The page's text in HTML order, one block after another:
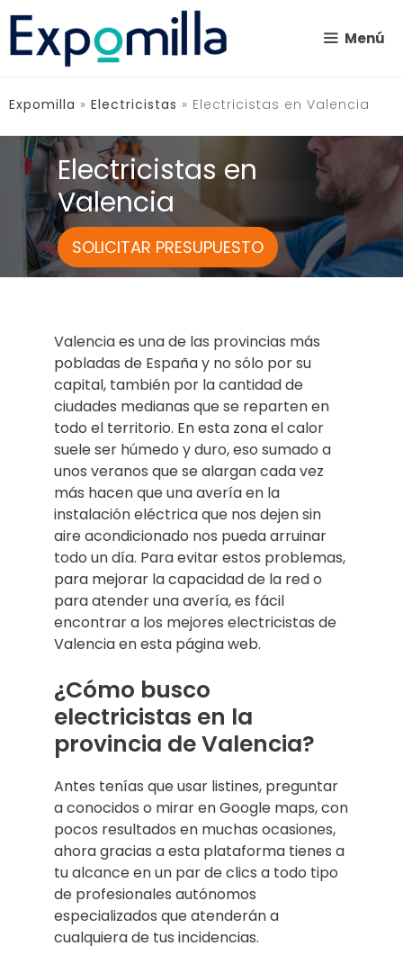
Saltar
contenido
Menú
Expomilla » Electricistas » Electricistas en Valencia
Electricistas en
Valencia
SOLICITAR PRESUPUESTO
Valencia es una de las provincias más
pobladas de España y no sólo por su
capital, también por la cantidad de
ciudades medianas que se reparten en
todo el territorio. En esta zona el calor
suele ser húmedo y duro, eso sumado a
unos veranos que se alargan cada vez
más hacen que una avería en la
instalación eléctrica que nos dejen sin
aire acondicionado nos pueda arruinar
todo un día. Para evitar estos problemas,
para mejorar la capacidad de la red o
para atender una avería, es fácil
encontrar a los mejores electricistas de
Valencia en esta página web.
¿Cómo busco
electricistas en la
provincia de Valencia?
Antes tenías que usar listines, preguntar
a conocidos o mirar en Google maps, con
pocos resultados en muchas ocasiones,
ahora gracias a esta plataforma tienes a
tu alcance en un par de clics a todo tipo
de profesionales autónomos
especializados que atenderán a
cualquiera de tus incidencias.